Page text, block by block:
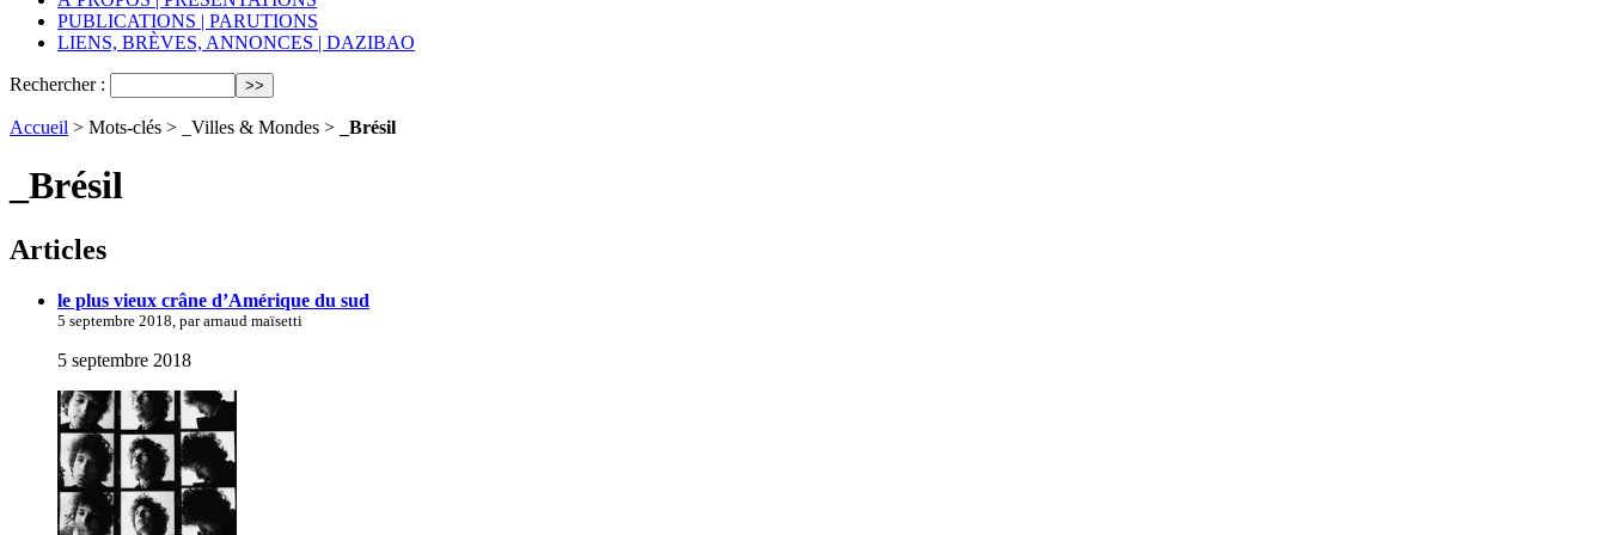
PUBLICATIONS | PARUTIONS
LIENS, BRÈVES, ANNONCES | DAZIBAO
Rechercher :
Accueil > Mots-clés > _Villes & Mondes > _Brésil
_Brésil
Articles
le plus vieux crâne d’Amérique du sud
5 septembre 2018, par arnaud maïsetti
5 septembre 2018